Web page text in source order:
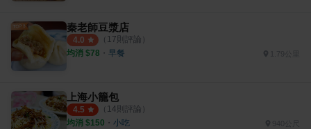
秦老師豆漿店
4.0 （ 17則評論）
均消 $78 ・ 早餐
上海小籠包
4.5 （ 14則評論）
均消 $150 ・ 小吃 940公尺